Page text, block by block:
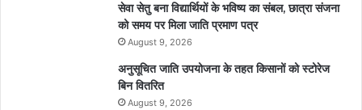
सेवा सेतु बना विद्यार्थियों के भविष्य का संबल, छात्रा संजना
को समय पर मिला जाति प्रमाण पत्र
August 9, 2026
अनुसूचित जाति उपयोजना के तहत किसानों को स्टोरेज
बिन वितरित
August 9, 2026